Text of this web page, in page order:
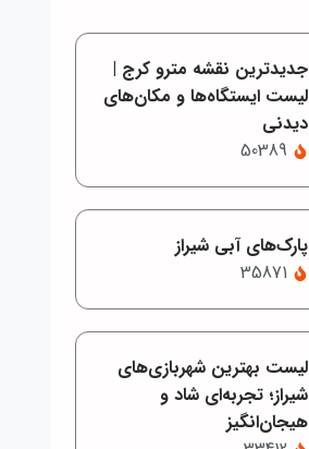
جدیدترین نقشه مترو کرج |
لیست ایستگاه‌ها و مکان‌های
دیدنی
50389
پارک‌های آبی شیراز
35871
لیست بهترین شهربازی‌های
شیراز؛ تجربه‌ای شاد و
هیجان‌انگیز